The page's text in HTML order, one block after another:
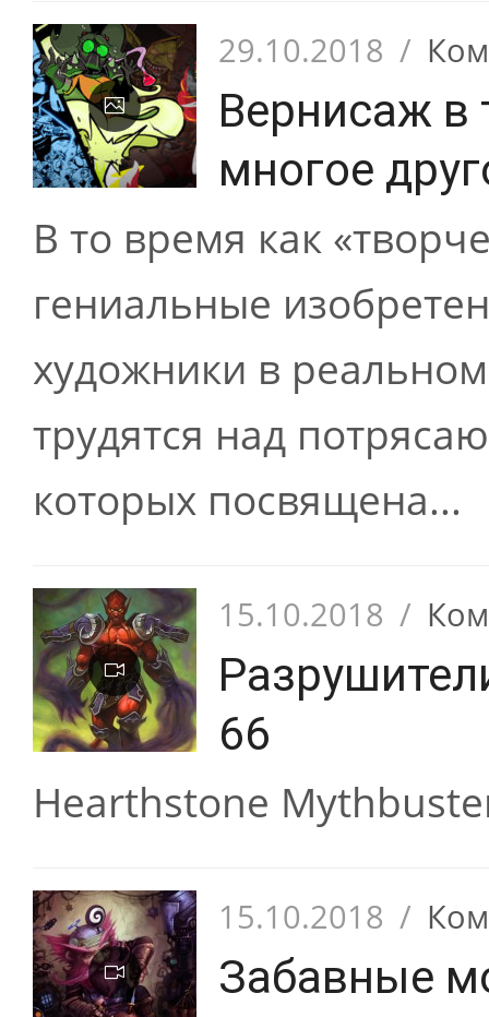
29.10.2018 /
Вернисаж в
многое
В то время как
гениальные
художники в
трудятся над
которых посвящена...
15.10.2018 /
66
Hearthstone
15.10.2018 /
Забавные